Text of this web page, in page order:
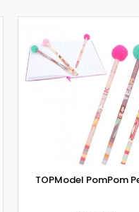
TOPModel PomPom